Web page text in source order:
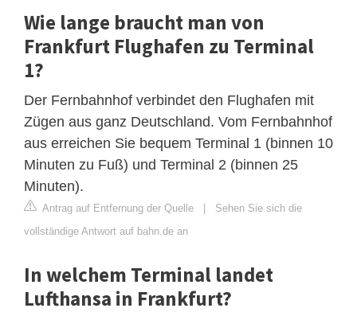
Wie lange braucht man von
Frankfurt Flughafen zu Terminal
1?
Der Fernbahnhof verbindet den Flughafen mit
Zügen aus ganz Deutschland. Vom Fernbahnhof
aus erreichen Sie bequem Terminal 1 (binnen 10
Minuten zu Fuß) und Terminal 2 (binnen 25
Minuten).
Antrag auf Entfernung der Quelle | Sehen Sie sich die
vollständige Antwort auf bahn.de an
In welchem Terminal landet
Lufthansa in Frankfurt?